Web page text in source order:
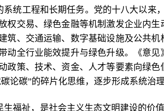
统工程和长期任务。党的十八大以来
权交易、绿色金融等机制激发企业内
筑、交通运输、数字基础设施及公共
动全行业能效提升与绿色升级。《意
政策、技术、资金、人才等要素向绿
论碳”的碎片化思维，逐步形成系统治理
福祉，是社会主义生态文明建设的价